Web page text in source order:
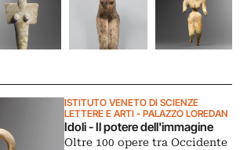
ISTITUTO VENETO DI SCIENZE
LETTERE E ARTI - PALAZZO LOREDAN
Idoli - Il potere dell'immagine
Oltre 100 opere tra Occidente